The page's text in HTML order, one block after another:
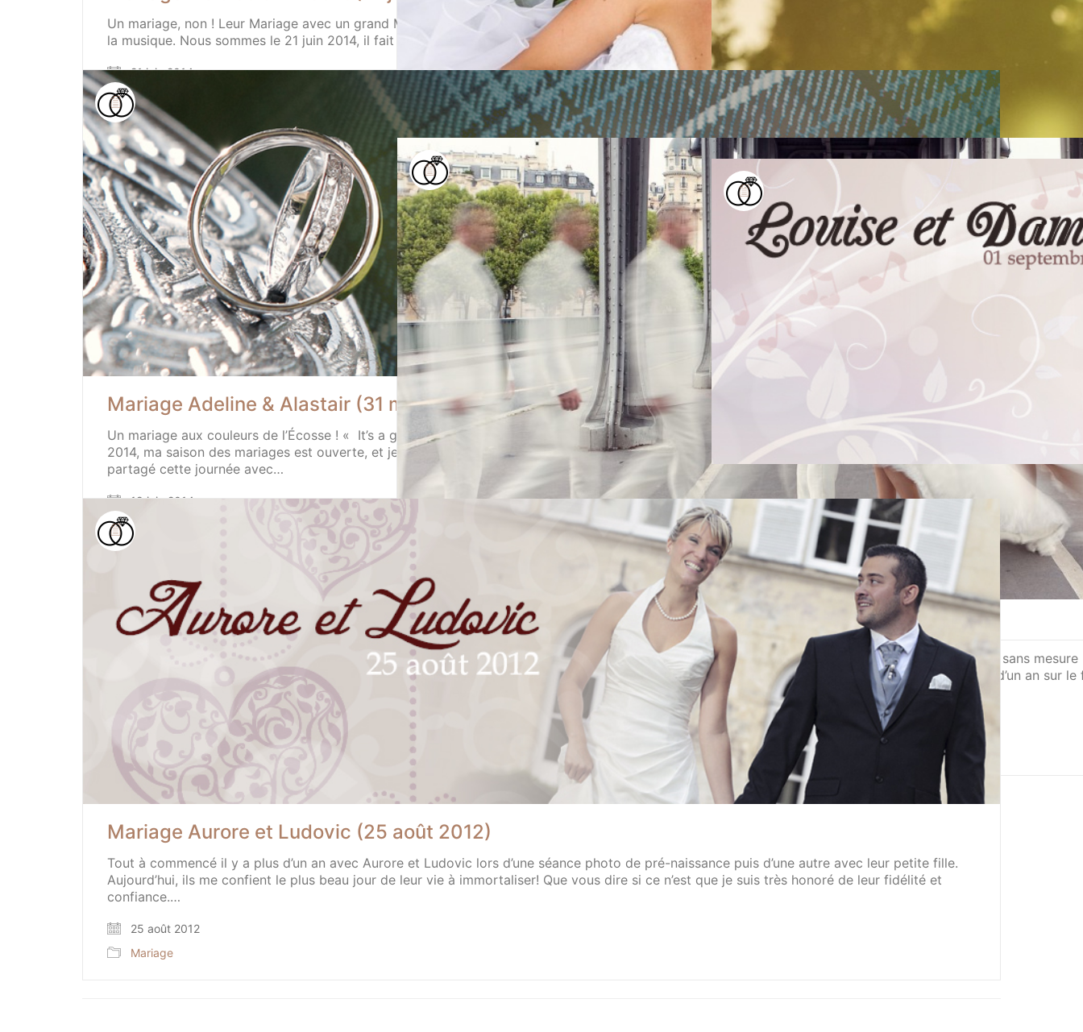
Caroline et Guillaume (28 juin 2014) – part 2 – Bridesmaids
Brides & bridesmaids « Littéralement traduction de la mariée et ses demoiselles d’honneur« . L’objectif de
et de passer un moment agréable après le stress des préparatifs du mariage. Pour ce groupe de filles
leurs imaginations débordantes donnèrent de belles occasions photographiques. Comme à l’accoutumée
28 juin 2014
Mariage
Caroline et Guillaume (28 juin 2014)
Session couple « Love session à l’Abbaye de
le mariage. On a plus le temps de profiter, c’est
j’affectionne. Je désirais laisser une place au hasard…
28 juin 2014
Mariage
Un mariage, non ! Leur Mariage avec un grand M ! « Vive l’été » ehhh ouiii, ils se sont dit oui le jour de l’été et qui plus est le jour de la fête de
la musique. Nous sommes le 21 juin 2014, il fait beau, ciel bleu, fraîcheur matinale, j’arrive chez nos « futurs » mariés…
21 juin 2014
Mariage
Mariage Adeline & Alastair (31 mai 2014)
Un mariage aux couleurs de l’Écosse ! « It’s a great day ! a wedding day ! » voilà comment je pourrais l’interpréter. Nous sommes le 31 mai
2014, ma saison des mariages est ouverte, et je commence plutôt bien sous le signe de l’Écosse. Des préparatifs jusqu’au vin d’honneur, j’ai
partagé cette journée avec…
19 juin 2014
Mariage
Mariage Camille et Grégory (Beauvais-Paris)
Un mariage sous le signe de la rose et la capitale de l’Amour ! » La mesure d’Aimer est d’Aimer sans
choisi par la mariée pour illustrer leur mariage. J’ai rencontré ce couple il y a maintenant plus d’un an sur
journée qui commença…
Mariage Louise et Damien (01
Une belle journée à Berzy-Le-Sec… sous un soleil
familles et amis proches. Une journée bien remplie
L’une d’entre elle, consistait aux invités de…
1 septembre 2012
Mariage Aurore et Ludovic (25 août 2012)
Tout à commencé il y a plus d’un an avec Aurore et Ludovic lors d’une séance photo de pré-naissance puis d’une autre avec leur petite fille.
Aujourd’hui, ils me confient le plus beau jour de leur vie à immortaliser! Que vous dire si ce n’est que je suis très honoré de leur fidélité et
confiance.…
25 août 2012
Mariage